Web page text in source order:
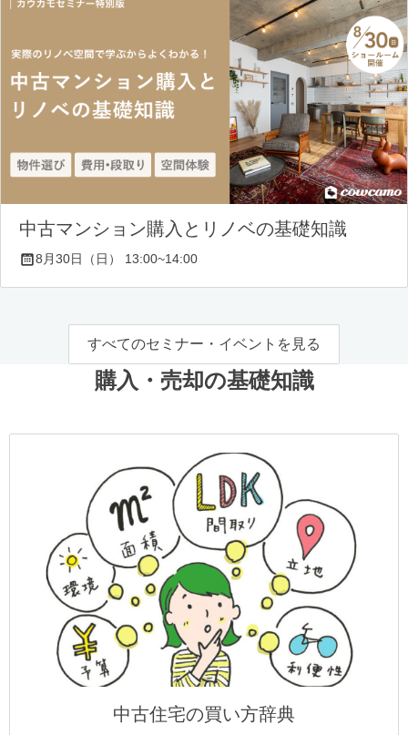
中古マンション購入とリノベの基礎知識
8月30日（日） 13:00~14:00
すべてのセミナー・イベントを見る
購入・売却の基礎知識
中古住宅の買い方辞典